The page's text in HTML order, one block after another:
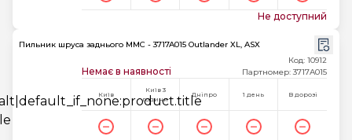
Не доступний
Пильник шруса заднього MMC - 3717A015 Outlander XL, ASX
Немає в наявності
Код: 10912
Партномер: 3717A015
Київ
Київ 3
години
Дніпро 1 день В дорозі